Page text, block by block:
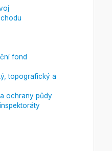
fond
topografický a
ochrany půdy